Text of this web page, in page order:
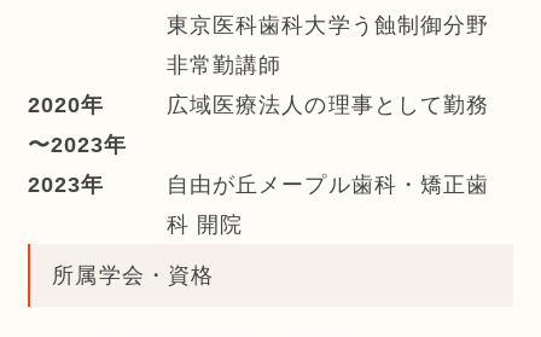
東京医科歯科大学う蝕制御分野
非常勤講師
2020年
〜2023年
広域医療法人の理事として勤務
2023年
自由が丘メープル歯科・矯正歯
科 開院
所属学会・資格